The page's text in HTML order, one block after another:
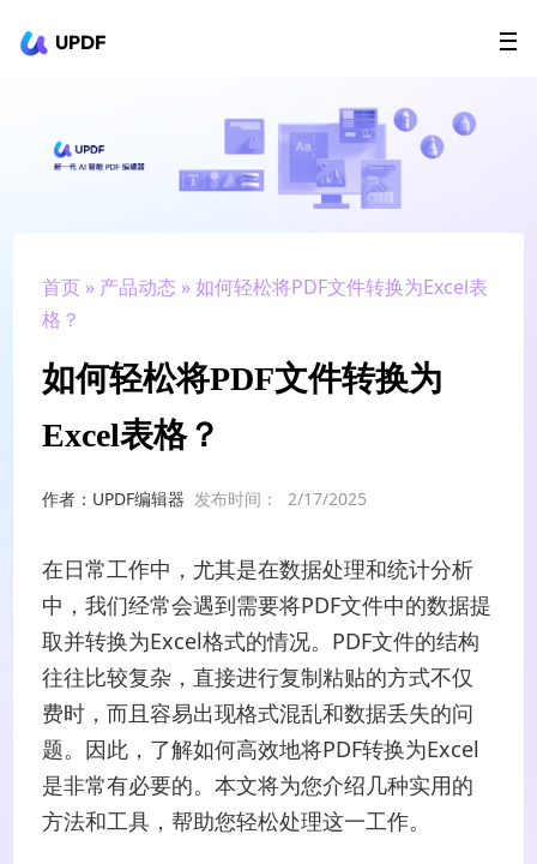
UPDF
AI Agents
政企采购
升级会员
首页 » 产品动态 » 如何轻松将PDF文件转换为Excel表
格？
如何轻松将PDF文件转换为
Excel表格？
作者：UPDF编辑器 发布时间： 2/17/2025
在日常工作中，尤其是在数据处理和统计分析
中，我们经常会遇到需要将PDF文件中的数据提
取并转换为Excel格式的情况。PDF文件的结构
往往比较复杂，直接进行复制粘贴的方式不仅
费时，而且容易出现格式混乱和数据丢失的问
题。因此，了解如何高效地将PDF转换为Excel
是非常有必要的。本文将为您介绍几种实用的
方法和工具，帮助您轻松处理这一工作。